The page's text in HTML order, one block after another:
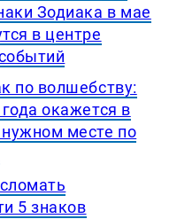
Зодиака в мае
в центре
по волшебству:
окажется в
месте по
5 знаков